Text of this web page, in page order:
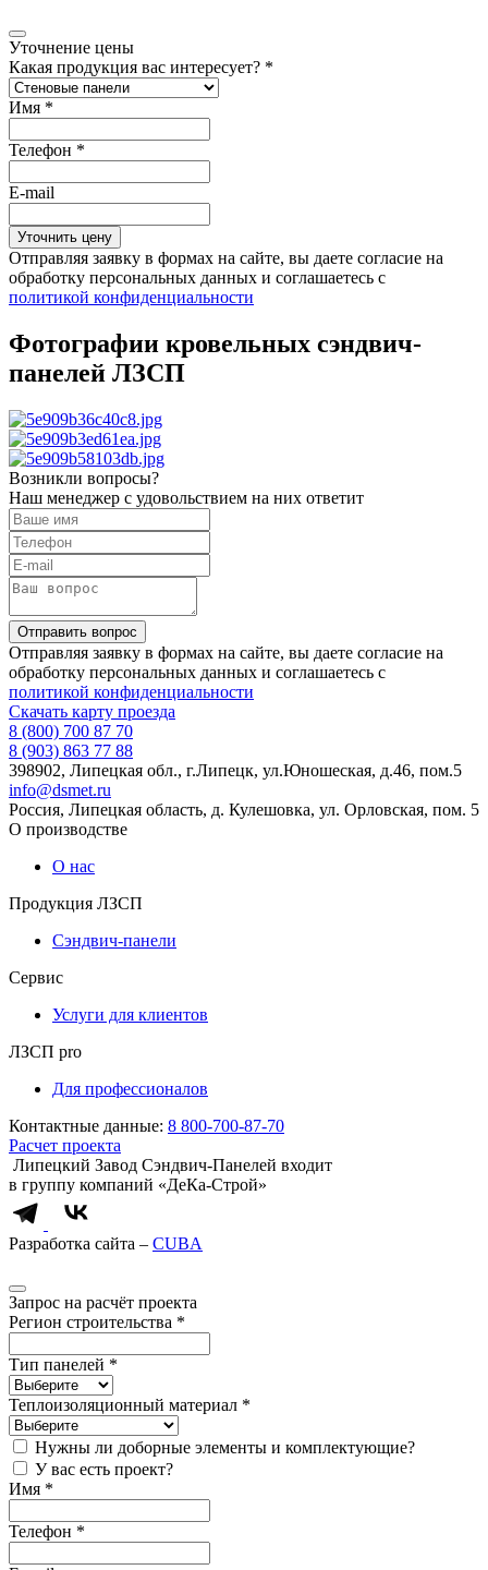
Уточнение цены
Какая продукция вас интересует? *
Имя *
Телефон *
E-mail
Отправляя заявку в формах на сайте, вы даете согласие на
обработку персональных данных и соглашаетесь c
политикой конфиденциальности
Фотографии кровельных сэндвич-
панелей ЛЗСП
Возникли вопросы?
Наш менеджер с удовольствием на них ответит
Отправляя заявку в формах на сайте, вы даете согласие на
обработку персональных данных и соглашаетесь c
политикой конфиденциальности
Скачать карту проезда
8 (800) 700 87 70
8 (903) 863 77 88
398902, Липецкая обл., г.Липецк, ул.Юношеская, д.46, пом.5
info@dsmet.ru
Россия, Липецкая область, д. Кулешовка, ул. Орловская, пом. 5
О производстве
О нас
Продукция ЛЗСП
Сэндвич-панели
Сервис
Услуги для клиентов
ЛЗСП pro
Для профессионалов
Контактные данные: 8 800-700-87-70
Расчет проекта
Липецкий Завод Сэндвич-Панелей входит
в группу компаний «ДеКа-Строй»
Разработка сайта – CUBA
Запрос на расчёт проекта
Регион строительства *
Тип панелей *
Теплоизоляционный материал *
Нужны ли доборные элементы и комплектующие?
У вас есть проект?
Имя *
Телефон *